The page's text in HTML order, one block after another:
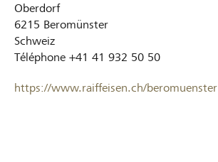
Oberdorf
6215 Beromünster
Schweiz
Téléphone +41 41 932 50 50
https://www.raiffeisen.ch/beromuenster